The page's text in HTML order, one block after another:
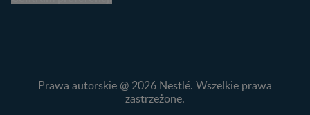
Prawa autorskie @ 2026 Nestlé. Wszelkie prawa
zastrzeżone.